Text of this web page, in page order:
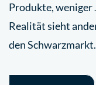
Produkte, weniger
Realität sieht
den